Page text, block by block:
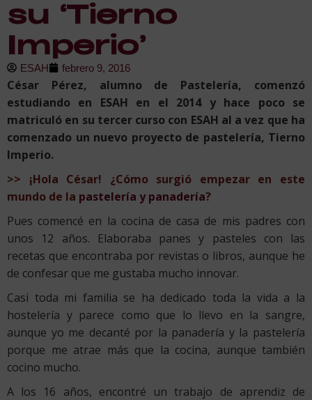
su ‘Tierno
Imperio’
ESAH febrero 9, 2016
César Pérez, alumno de Pastelería, comenzó
estudiando en ESAH en el 2014 y hace poco se
matriculó en su tercer curso con ESAH al a vez que ha
comenzado un nuevo proyecto de pastelería, Tierno
Imperio.
>> ¡Hola César! ¿Cómo surgió empezar en este
mundo de la pastelería y panadería?
Pues comencé en la cocina de casa de mis padres con
unos 12 años. Elaboraba panes y pasteles con las
recetas que encontraba por revistas o libros, aunque he
de confesar que me gustaba mucho innovar.
Casi toda mi familia se ha dedicado toda la vida a la
hostelería y parece como que lo llevo en la sangre,
aunque yo me decanté por la panadería y la pastelería
porque me atrae más que la cocina, aunque también
cocino mucho.
A los 16 años, encontré un trabajo de aprendiz de